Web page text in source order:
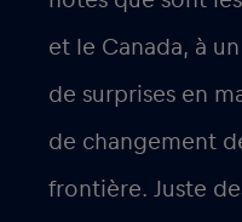
et le Canada, à
de surprises en
de changement
frontière. Juste